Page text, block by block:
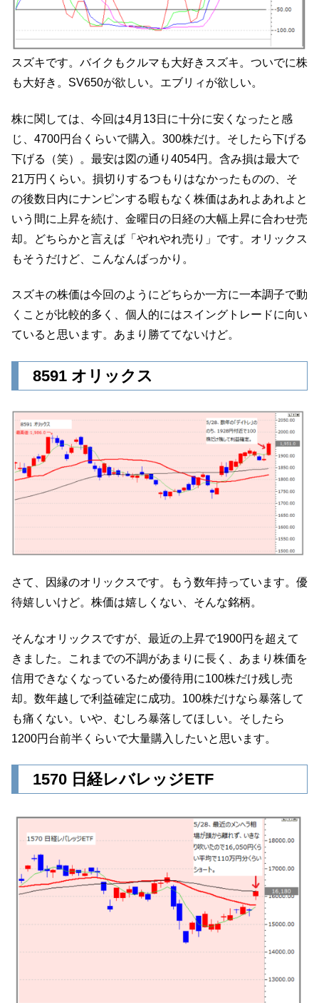
スズキです。バイクもクルマも大好きスズキ。ついでに株
も大好き。SV650が欲しい。エブリィが欲しい。
株に関しては、今回は4月13日に十分に安くなったと感
じ、4700円台くらいで購入。300株だけ。そしたら下げる
下げる（笑）。最安は図の通り4054円。含み損は最大で
21万円くらい。損切りするつもりはなかったものの、そ
の後数日内にナンピンする暇もなく株価はあれよあれよと
いう間に上昇を続け、金曜日の日経の大幅上昇に合わせ売
却。どちらかと言えば「やれやれ売り」です。オリックス
もそうだけど、こんなんばっかり。
スズキの株価は今回のようにどちらか一方に一本調子で動
くことが比較的多く、個人的にはスイングトレードに向い
ていると思います。あまり勝ててないけど。
8591 オリックス
さて、因縁のオリックスです。もう数年持っています。優
待嬉しいけど。株価は嬉しくない、そんな銘柄。
そんなオリックスですが、最近の上昇で1900円を超えて
きました。これまでの不調があまりに長く、あまり株価を
信用できなくなっているため優待用に100株だけ残し売
却。数年越しで利益確定に成功。100株だけなら暴落して
も痛くない。いや、むしろ暴落してほしい。そしたら
1200円台前半くらいで大量購入したいと思います。
1570 日経レバレッジETF